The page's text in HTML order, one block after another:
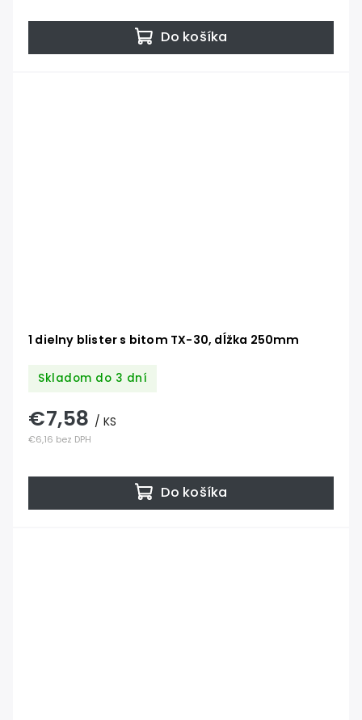
Do košíka
1 dielny blister s bitom TX-30, dĺžka 250mm
Skladom do 3 dní
€6,16 bez DPH
€7,58 / KS
Do košíka